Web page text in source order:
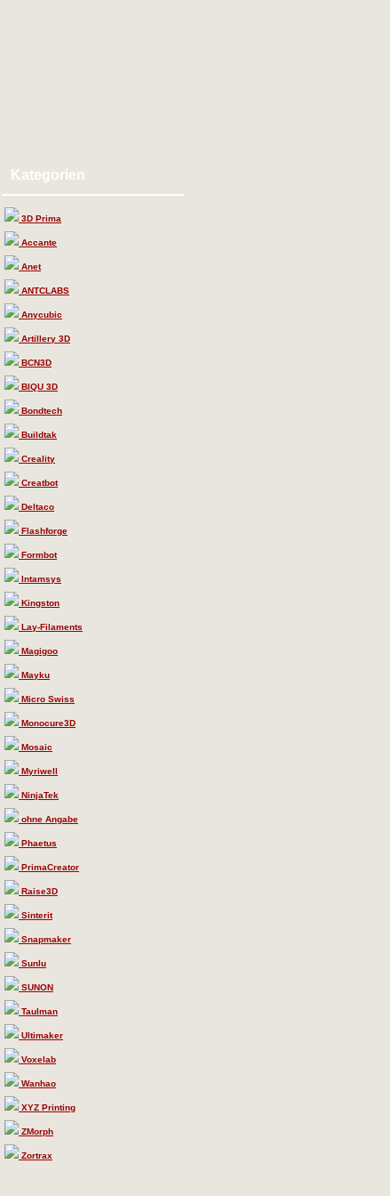
Kategorien
3D Prima
Accante
Anet
ANTCLABS
Anycubic
Artillery 3D
BCN3D
BIQU 3D
Bondtech
Buildtak
Creality
Creatbot
Deltaco
Flashforge
Formbot
Intamsys
Kingston
Lay-Filaments
Magigoo
Mayku
Micro Swiss
Monocure3D
Mosaic
Myriwell
NinjaTek
ohne Angabe
Phaetus
PrimaCreator
Raise3D
Sinterit
Snapmaker
Sunlu
SUNON
Taulman
Ultimaker
Voxelab
Wanhao
XYZ Printing
ZMorph
Zortrax